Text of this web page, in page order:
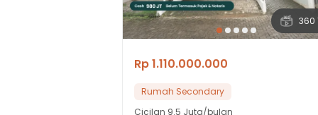
360
Rp 1.110.000.000
Rumah Secondary
Cicilan 9.5 Juta/bulan